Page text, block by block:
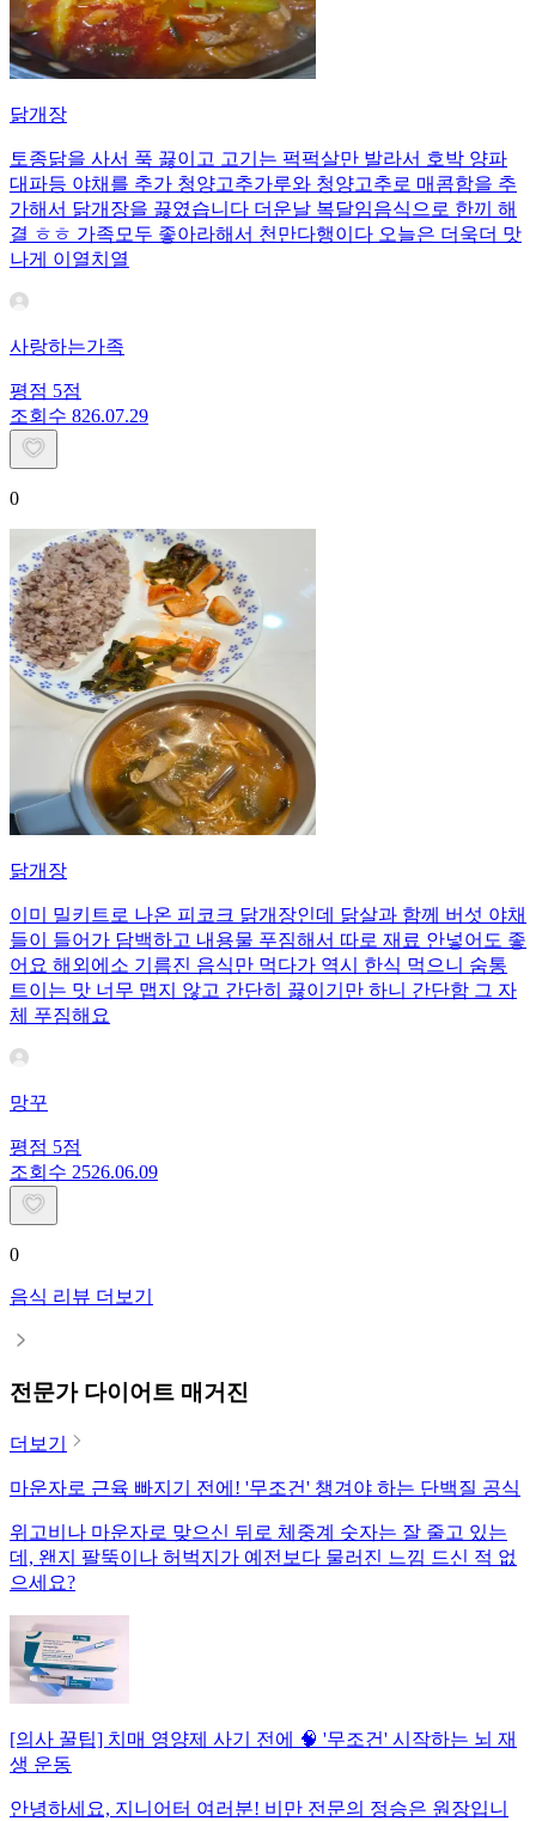
닭개장
토종닭을 사서 푹 끓이고 고기는 퍽퍽살만 발라서 호박 양파
대파등 야채를 추가 청양고추가루와 청양고추로 매콤함을 추
가해서 닭개장을 끓였습니다 더운날 복달임음식으로 한끼 해
결 ㅎㅎ 가족모두 좋아라해서 천만다행이다 오늘은 더욱더 맛
나게 이열치열
사랑하는가족
평점 5점
조회수 826.07.29
0
닭개장
이미 밀키트로 나온 피코크 닭개장인데 닭살과 함께 버섯 야채
들이 들어가 담백하고 내용물 푸짐해서 따로 재료 안넣어도 좋
어요 해외에소 기름진 음식만 먹다가 역시 한식 먹으니 숨통
트이는 맛 너무 맵지 않고 간단히 끓이기만 하니 간단함 그 자
체 푸짐해요
망꾸
평점 5점
조회수 2526.06.09
0
음식 리뷰 더보기
전문가 다이어트 매거진
더보기
마운자로 근육 빠지기 전에! '무조건' 챙겨야 하는 단백질 공식
위고비나 마운자로 맞으신 뒤로 체중계 숫자는 잘 줄고 있는
데, 왠지 팔뚝이나 허벅지가 예전보다 물러진 느낌 드신 적 없
으세요?
[의사 꿀팁] 치매 영양제 사기 전에 🧠 '무조건' 시작하는 뇌 재
생 운동
안녕하세요, 지니어터 여러분! 비만 전문의 정승은 원장입니